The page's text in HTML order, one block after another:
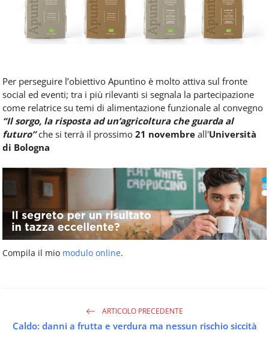
Per perseguire l’obiettivo Apuntìno è molto attiva sul fronte
social ed eventi; tra i più rilevanti si segnala la partecipazione
come relatrice su temi di alimentazione funzionale al convegno
“Il sorgo, la risposta ad un’agricoltura che guarda al
futuro”che si terrà il prossimo 21 novembre all'Università
di Bologna
Compila il mio modulo online.
ARTICOLO PRECEDENTE
Caldo: danni a frutta e verdura ma nessun rischio siccità